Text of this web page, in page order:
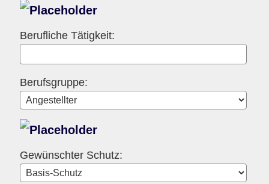
Berufliche Tätigkeit:
Berufsgruppe:
Gewünschter Schutz: